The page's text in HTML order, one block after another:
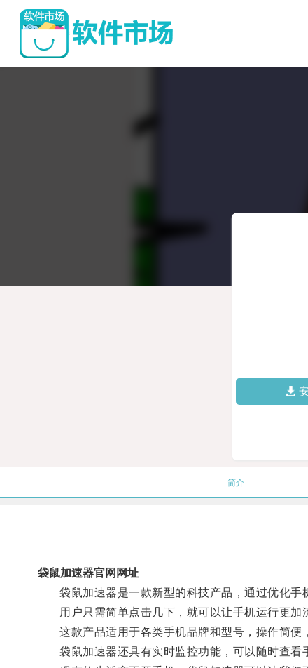
简介
袋鼠加速器官网网址
袋鼠加速器是一款新型的科技产品，通过优化手
用户只需简单点击几下，就可以让手机运行更加
这款产品适用于各类手机品牌和型号，操作简便
袋鼠加速器还具有实时监控功能，可以随时查看